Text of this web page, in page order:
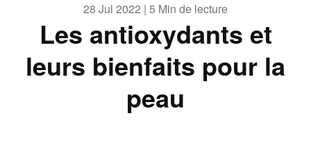
28 Jul 2022 | 5 Min de lecture
Les antioxydants et
leurs bienfaits pour la
peau